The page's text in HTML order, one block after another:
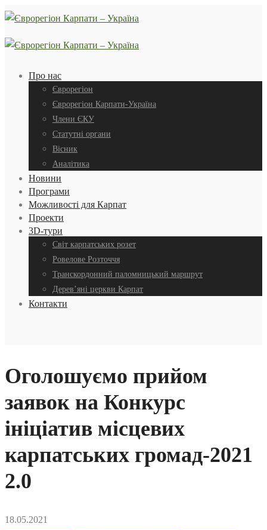
Про нас
Єврорегіон
Єврорегіон Карпати-Україна
Члени ЄКУ
Статутні органи
Вісник
Аналітика
Новини
Програми
Можливості для Карпат
Проекти
3D-тури
Світ карпатських розет
Ровелове Розточчя
Транскордонний паломницький маршрут
Дерев’яні церкви Карпат
Контакти
Оголошуємо прийом
заявок на Конкурс
ініціатив місцевих
карпатських громад-2021
2.0
18.05.2021